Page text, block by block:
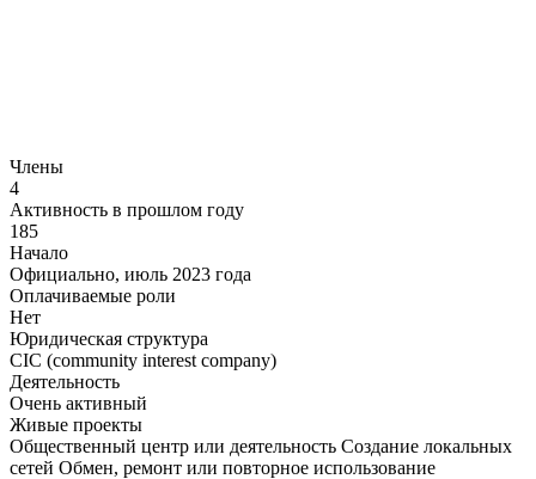
Члены
4
Активность в прошлом году
185
Начало
Официально, июль 2023 года
Оплачиваемые роли
Нет
Юридическая структура
CIC (community interest company)
Деятельность
Очень активный
Живые проекты
Общественный центр или деятельность Создание локальных
сетей Обмен, ремонт или повторное использование